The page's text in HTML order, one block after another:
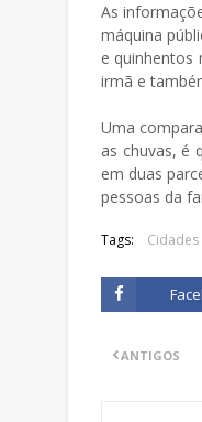
As
máquina
e quinhentos
irmã e
Uma
as chuvas, é
em duas
pessoas da
Tags: Cidades
ANTIGOS